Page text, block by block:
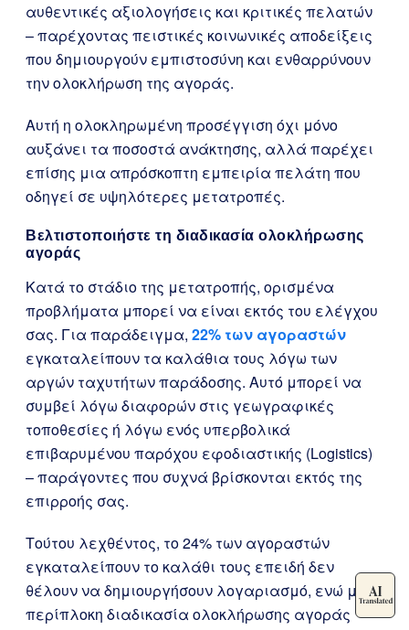
αυθεντικές αξιολογήσεις και κριτικές πελατών
– παρέχοντας πειστικές κοινωνικές αποδείξεις
που δημιουργούν εμπιστοσύνη και ενθαρρύνουν
την ολοκλήρωση της αγοράς.
Αυτή η ολοκληρωμένη προσέγγιση όχι μόνο
αυξάνει τα ποσοστά ανάκτησης, αλλά παρέχει
επίσης μια απρόσκοπτη εμπειρία πελάτη που
οδηγεί σε υψηλότερες μετατροπές.
Βελτιστοποιήστε τη διαδικασία ολοκλήρωσης
αγοράς
Κατά το στάδιο της μετατροπής, ορισμένα
προβλήματα μπορεί να είναι εκτός του ελέγχου
σας. Για παράδειγμα, 22% των αγοραστών
εγκαταλείπουν τα καλάθια τους λόγω των
αργών ταχυτήτων παράδοσης. Αυτό μπορεί να
συμβεί λόγω διαφορών στις γεωγραφικές
τοποθεσίες ή λόγω ενός υπερβολικά
επιβαρυμένου παρόχου εφοδιαστικής (Logistics)
– παράγοντες που συχνά βρίσκονται εκτός της
επιρροής σας.
Τούτου λεχθέντος, το 24% των αγοραστών
εγκαταλείπουν το καλάθι τους επειδή δεν
θέλουν να δημιουργήσουν λογαριασμό, ενώ μια
περίπλοκη διαδικασία ολοκλήρωσης αγοράς